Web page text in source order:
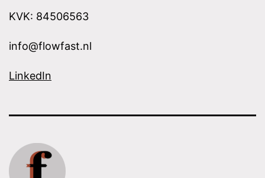
KVK: 84506563
info@flowfast.nl
LinkedIn